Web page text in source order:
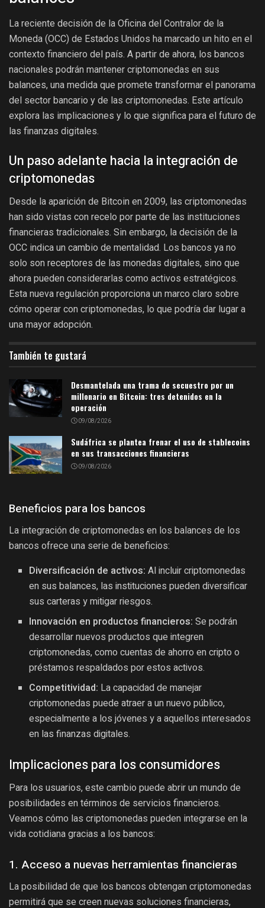
La reciente decisión de la Oficina del Contralor de la
Moneda (OCC) de Estados Unidos ha marcado un hito en el
contexto financiero del país. A partir de ahora, los bancos
nacionales podrán mantener criptomonedas en sus
balances, una medida que promete transformar el panorama
del sector bancario y de las criptomonedas. Este artículo
explora las implicaciones y lo que significa para el futuro de
las finanzas digitales.
Un paso adelante hacia la integración de
criptomonedas
Desde la aparición de Bitcoin en 2009, las criptomonedas
han sido vistas con recelo por parte de las instituciones
financieras tradicionales. Sin embargo, la decisión de la
OCC indica un cambio de mentalidad. Los bancos ya no
solo son receptores de las monedas digitales, sino que
ahora pueden considerarlas como activos estratégicos.
Esta nueva regulación proporciona un marco claro sobre
cómo operar con criptomonedas, lo que podría dar lugar a
una mayor adopción.
También te gustará
Desmantelada una trama de secuestro por un
millonario en Bitcoin: tres detenidos en la
operación
09/08/2026
Sudáfrica se plantea frenar el uso de stablecoins
en sus transacciones financieras
09/08/2026
Beneficios para los bancos
La integración de criptomonedas en los balances de los
bancos ofrece una serie de beneficios:
Diversificación de activos: Al incluir criptomonedas
en sus balances, las instituciones pueden diversificar
sus carteras y mitigar riesgos.
Innovación en productos financieros: Se podrán
desarrollar nuevos productos que integren
criptomonedas, como cuentas de ahorro en cripto o
préstamos respaldados por estos activos.
Competitividad: La capacidad de manejar
criptomonedas puede atraer a un nuevo público,
especialmente a los jóvenes y a aquellos interesados
en las finanzas digitales.
Implicaciones para los consumidores
Para los usuarios, este cambio puede abrir un mundo de
posibilidades en términos de servicios financieros.
Veamos cómo las criptomonedas pueden integrarse en la
vida cotidiana gracias a los bancos:
1. Acceso a nuevas herramientas financieras
La posibilidad de que los bancos obtengan criptomonedas
permitirá que se creen nuevas soluciones financieras,